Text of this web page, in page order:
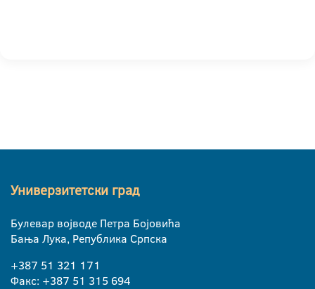
Универзитетски град
Булевар војводе Петра Бојовића
Бања Лука, Република Српска
+387 51 321 171
Факс: +387 51 315 694